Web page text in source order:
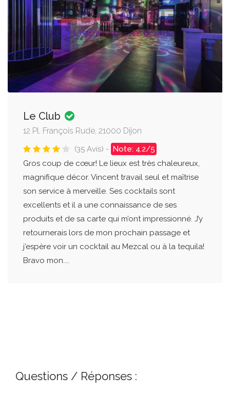
Le Club
12 Pl. François Rude, 21000 Dijon
(35 Avis) - Note: 4.2/5
Gros coup de cœur! Le lieux est très chaleureux,
magnifique décor. Vincent travail seul et maîtrise
son service à merveille. Ses cocktails sont
excellents et il a une connaissance de ses
produits et de sa carte qui m’ont impressionné. J’y
retournerais lors de mon prochain passage et
j’espère voir un cocktail au Mezcal ou à la tequila!
Bravo mon....
Questions / Réponses :